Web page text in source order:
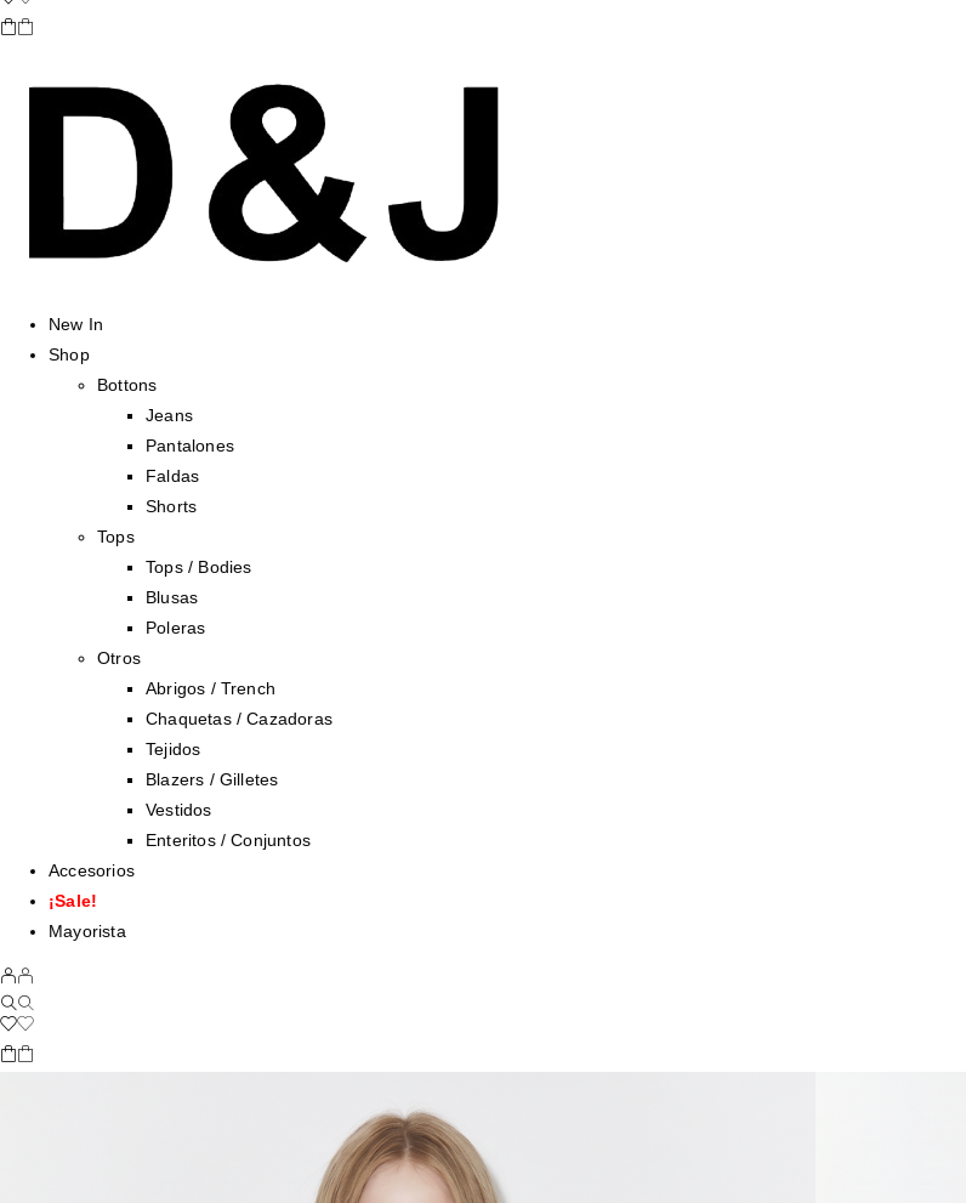
New In
Shop
Bottons
Jeans
Pantalones
Faldas
Shorts
Tops
Tops / Bodies
Blusas
Poleras
Otros
Abrigos / Trench
Chaquetas / Cazadoras
Tejidos
Blazers / Gilletes
Vestidos
Enteritos / Conjuntos
Accesorios
¡Sale!
Mayorista